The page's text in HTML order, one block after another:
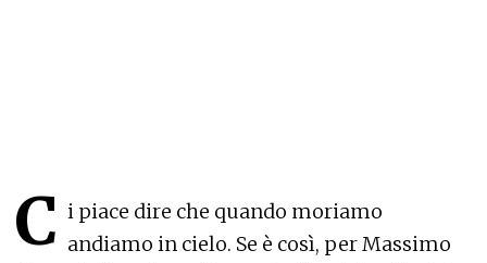
C i piace dire che quando moriamo
andiamo in cielo. Se è così, per Massimo